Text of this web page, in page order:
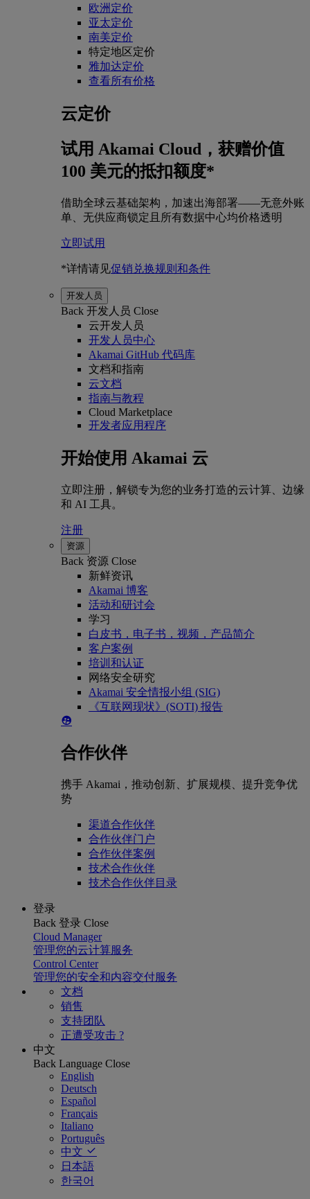
欧洲定价
亚太定价
南美定价
特定地区定价
雅加达定价
查看所有价格
云定价
试用 Akamai Cloud，获赠价值
100 美元的抵扣额度*
借助全球云基础架构，加速出海部署——无意外账
单、无供应商锁定且所有数据中心均价格透明
立即试用
*详情请见促销兑换规则和条件
开发人员
Back 开发人员 Close
云开发人员
开发人员中心
Akamai GitHub 代码库
文档和指南
云文档
指南与教程
Cloud Marketplace
开发者应用程序
开始使用 Akamai 云
立即注册，解锁专为您的业务打造的云计算、边缘
和 AI 工具。
注册
资源
Back 资源 Close
新鲜资讯
Akamai 博客
活动和研讨会
学习
白皮书，电子书，视频，产品简介
客户案例
培训和认证
网络安全研究
Akamai 安全情报小组 (SIG)
《互联网现状》(SOTI) 报告
合作伙伴
携手 Akamai，推动创新、扩展规模、提升竞争优
势
渠道合作伙伴
合作伙伴门户
合作伙伴案例
技术合作伙伴
技术合作伙伴目录
登录
Back 登录 Close
Cloud Manager
管理您的云计算服务
Control Center
管理您的安全和内容交付服务
文档
销售
支持团队
正遭受攻击 ?
中文
Back Language Close
English
Deutsch
Español
Français
Italiano
Português
中文
日本語
한국어